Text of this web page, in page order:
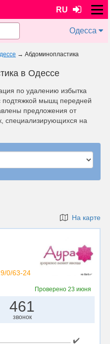
RU
Одесса
→ Абдоминопластика
в Одессе
по удалению избытка
подтяжкой мышц передней
предложения от
специализирующихся на
На карте
0/63-24
Проверено 23 июня
461
звонок
✔️